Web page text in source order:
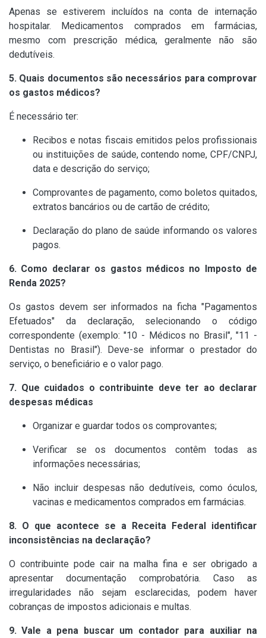
Apenas se estiverem incluídos na conta de internação
hospitalar. Medicamentos comprados em farmácias,
mesmo com prescrição médica, geralmente não são
dedutíveis.
5. Quais documentos são necessários para comprovar
os gastos médicos?
É necessário ter:
Recibos e notas fiscais emitidos pelos profissionais
ou instituições de saúde, contendo nome, CPF/CNPJ,
data e descrição do serviço;
Comprovantes de pagamento, como boletos quitados,
extratos bancários ou de cartão de crédito;
Declaração do plano de saúde informando os valores
pagos.
6. Como declarar os gastos médicos no Imposto de
Renda 2025?
Os gastos devem ser informados na ficha "Pagamentos
Efetuados" da declaração, selecionando o código
correspondente (exemplo: "10 - Médicos no Brasil", "11 -
Dentistas no Brasil"). Deve-se informar o prestador do
serviço, o beneficiário e o valor pago.
7. Que cuidados o contribuinte deve ter ao declarar
despesas médicas
Organizar e guardar todos os comprovantes;
Verificar se os documentos contêm todas as
informações necessárias;
Não incluir despesas não dedutíveis, como óculos,
vacinas e medicamentos comprados em farmácias.
8. O que acontece se a Receita Federal identificar
inconsistências na declaração?
O contribuinte pode cair na malha fina e ser obrigado a
apresentar documentação comprobatória. Caso as
irregularidades não sejam esclarecidas, podem haver
cobranças de impostos adicionais e multas.
9. Vale a pena buscar um contador para auxiliar na